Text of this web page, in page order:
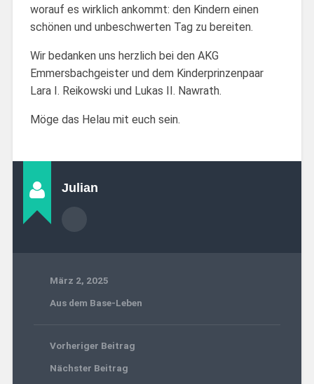
worauf es wirklich ankommt: den Kindern einen
schönen und unbeschwerten Tag zu bereiten.
Wir bedanken uns herzlich bei den AKG
Emmersbachgeister und dem Kinderprinzenpaar
Lara I. Reikowski und Lukas II. Nawrath.
Möge das Helau mit euch sein.
Julian
März 2, 2025
Aus dem Base-Leben
Vorheriger Beitrag
Nächster Beitrag